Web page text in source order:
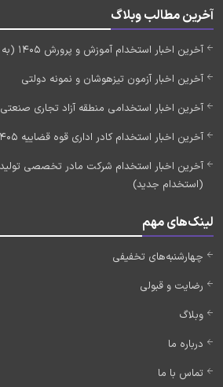
آخرین مطالب وبلاگ
آخرین اخبار استخدام آموزش و پرورش 1405 (به زودی)
آخرین اخبار آزمون تیزهوشان و نمونه دولتی
آخرین اخبار استخدامی منطقه آزاد تجاری صنعتی 1405
آخرین اخبار استخدام کادر اداری قوه قضاییه 1405 (به زودی)
(استخدام جدید)
لینک‌های مهم
چهارشنبه‌های تخفیفی
رضایت و قبولی
وبلاگ
درباره ما
تماس با ما